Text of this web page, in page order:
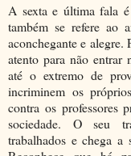
A sexta e última fala
também se refere ao
aconchegante e alegre.
atento para não entrar
até o extremo de
incriminem os
contra os professores
sociedade. O seu
trabalhados e chega a